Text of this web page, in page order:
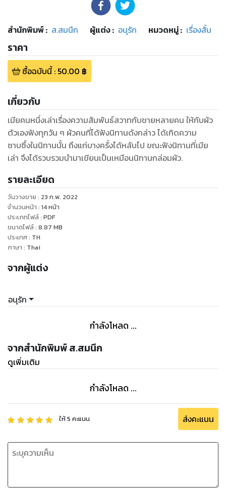
สำนักพิมพ์: ส.สมนึก ผู้แต่ง : อนุรัก หมวดหมู่: เรื่องสั้น
ราคา
ซื้อฉบับนี้: 50.00 ฿
เกี่ยวกับ
เมียคนหนึ่งเล่าเรื่องความสัมพันธ์สวาทกับชายหลายคน ให้กับผัว
ตัวเองฟังทุกวัน ๆ ผัวคนที่ได้ฟังนิทานดังกล่าว ได้เกิดความ
ซาบซึ้งในนิทานนั้น ถึงแก่บางครั้งได้หลับไป ขณะฟังนิทานที่เมีย
เล่า จึงได้รวบรวมนำมาเขียนเป็นเหมือนนิทานกล่อมผัว.
รายละเอียด
วันวางขาย : 23 ก.พ. 2022
จำนวนหน้า : 14หน้า
ประเภทไฟล์: PDF
ขนาดไฟล์: 8.87 MB
ประเทศ: TH
ภาษา : Thai
จากผู้แต่ง
อนุรัก
กำลังโหลด ...
จากสำนักพิมพ์ ส.สมนึก
ดูเพิ่มเติม
กำลังโหลด ...
ให้5 คะแนน ส่งคะแนน